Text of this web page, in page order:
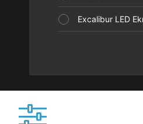
Excalibur LED